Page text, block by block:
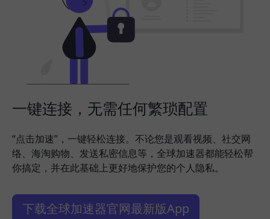
一键连接，无需任何繁琐配置
“点击加速”，一键轻松连接。不论您是观看视频、社交网
络、海淘购物、发送私密信息等，全球加速器都能轻松帮
你搞定，并在此基础上更好地保护您的个人隐私。
下载全球加速器官网最新版App